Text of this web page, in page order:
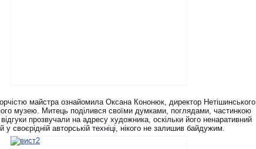
майстра ознайомила Оксана Кононюк, директор Нетішинського
музею. Митець поділився своїми думками, поглядами, частинкою
прозвучали на адресу художника, оскільки його ненаративний
своєрідній авторській техніці, нікого не залишив байдужим.